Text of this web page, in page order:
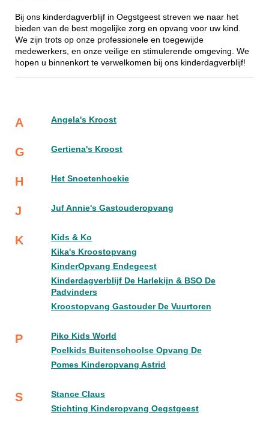
Bij ons kinderdagverblijf in Oegstgeest streven we naar het
bieden van de best mogelijke zorg en opvang voor uw kind.
We zijn trots op onze professionele en toegewijde
medewerkers, en onze veilige en stimulerende omgeving. We
hopen u binnenkort te verwelkomen bij ons kinderdagverblijf!
A Angela's Kroost
G Gertiena's Kroost
H Het Snoetenhoekie
J Juf Annie's Gastouderopvang
K
Kids & Ko
Kika's Kroostopvang
KinderOpvang Endegeest
Kinderdagverblijf De Harlekijn & BSO De
Padvinders
Kroostopvang Gastouder De Vuurtoren
P
Piko Kids World
Poelkids Buitenschoolse Opvang De
Pomes Kinderopvang Astrid
S
Stance Claus
Stichting Kinderopvang Oegstgeest